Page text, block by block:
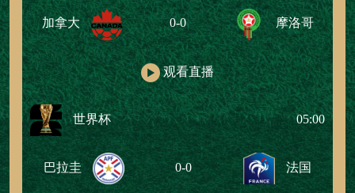
加拿大 0-0 摩洛哥
观看直播
世界杯 05:00
巴拉圭 0-0 法国